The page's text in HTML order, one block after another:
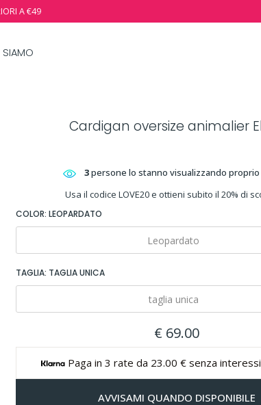
A €49
SIAMO
Cardigan oversize animalier
3persone lo stanno visualizzando proprio
Usa il codice LOVE20 e ottieni subito il 20% di
COLOR: LEOPARDATO
Leopardato
TAGLIA: TAGLIA UNICA
taglia unica
€ 69.00
Paga in 3 rate da 23.00 € senza
AVVISAMI QUANDO DISPONIBILE